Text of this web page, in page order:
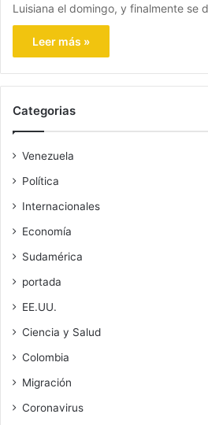
Luisiana el domingo, y finalmente se
Leer más »
Categorias
Venezuela
Política
Internacionales
Economía
Sudamérica
portada
EE.UU.
Ciencia y Salud
Colombia
Migración
Coronavirus